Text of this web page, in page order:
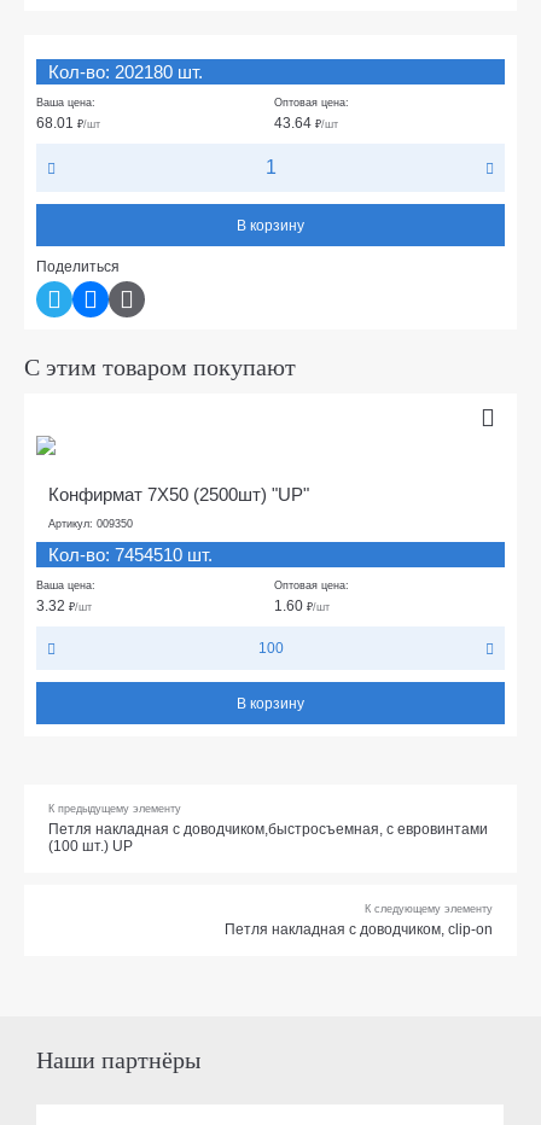
Кол-во: 202180 шт.
Ваша цена:
68.01 ₽/шт
Оптовая цена:
43.64 ₽/шт
В корзину
Поделиться
С этим товаром покупают
Конфирмат 7Х50 (2500шт) "UP"
Артикул: 009350
Кол-во: 7454510 шт.
Ваша цена:
3.32 ₽/шт
Оптовая цена:
1.60 ₽/шт
100
В корзину
К предыдущему элементу
Петля накладная с доводчиком,быстросъемная, с евровинтами
(100 шт.) UP
К следующему элементу
Петля накладная с доводчиком, clip-on
Наши партнёры